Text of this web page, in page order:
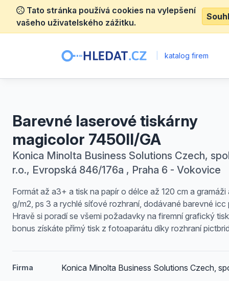
Tato stránka používá cookies na vylepšení
vašeho uživatelského zážitku.
katalog firem
Barevné laserové tiskárny
magicolor 7450II/GA
Konica Minolta Business Solutions Czech,
r.o., Evropská 846/176a , Praha 6 - Vokovice
Formát až a3+ a tisk na papír o délce až 120 cm a gramáži
g/m2, ps 3 a rychlé síťové rozhraní, dodávané barevné icc
Hravě si poradí se všemi požadavky na firemní grafický
bonus získáte přímý tisk z fotoaparátu díky rozhraní
Firma Konica Minolta Business Solutions Czech,